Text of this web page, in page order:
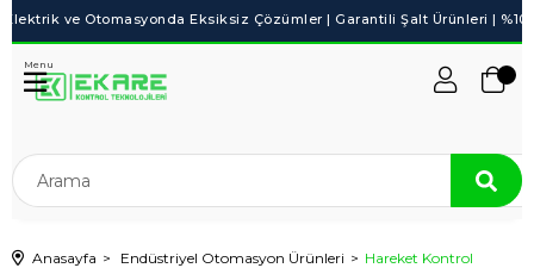
Menu
Anasayfa Endüstriyel Otomasyon Ürünleri Hareket Kontrol